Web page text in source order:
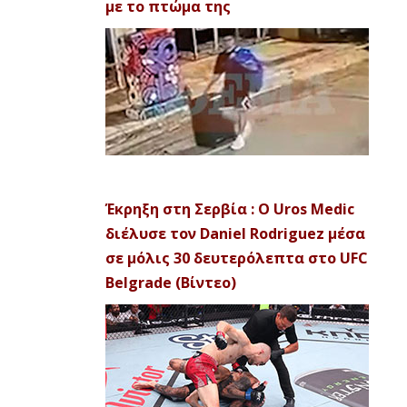
με το πτώμα της
Έκρηξη στη Σερβία : Ο Uros Medic
διέλυσε τον Daniel Rodriguez μέσα
σε μόλις 30 δευτερόλεπτα στο UFC
Belgrade (Βίντεο)